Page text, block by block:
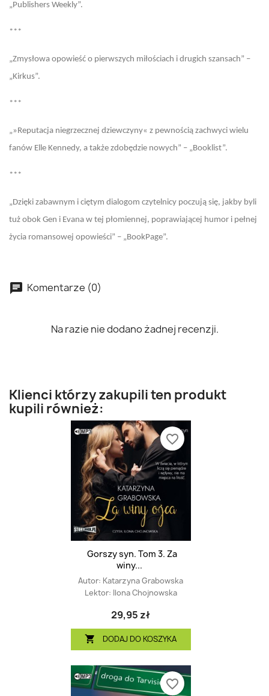
„Publishers Weekly”.
***
„Zmysłowa opowieść o pierwszych miłościach i drugich szansach” –
„Kirkus”.
***
„»Reputacja niegrzecznej dziewczyny« z pewnością zachwyci wielu
fanów Elle Kennedy, a także zdobędzie nowych” – „Booklist”.
***
„Dzięki zabawnym i ciętym dialogom czytelnicy poczują się, jakby byli
tuż obok Gen i Evana w tej płomiennej, poprawiającej humor i pełnej
życia romansowej opowieści” – „BookPage”.
Komentarze (0)
Na razie nie dodano żadnej recenzji.
Klienci którzy zakupili ten produkt
kupili również:
Gorszy syn. Tom 3. Za
winy...
Autor: Katarzyna Grabowska
Lektor: Ilona Chojnowska
29,95 zł
 DODAJ DO KOSZYKA
favorite_border
favorite_border